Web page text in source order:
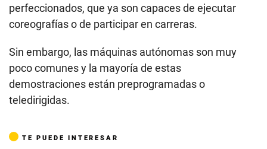
perfeccionados, que ya son capaces de ejecutar
coreografías o de participar en carreras.
Sin embargo, las máquinas autónomas son muy
poco comunes y la mayoría de estas
demostraciones están preprogramadas o
teledirigidas.
TE PUEDE INTERESAR